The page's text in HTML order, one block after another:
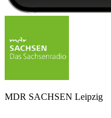
MDR SACHSEN Leipzig